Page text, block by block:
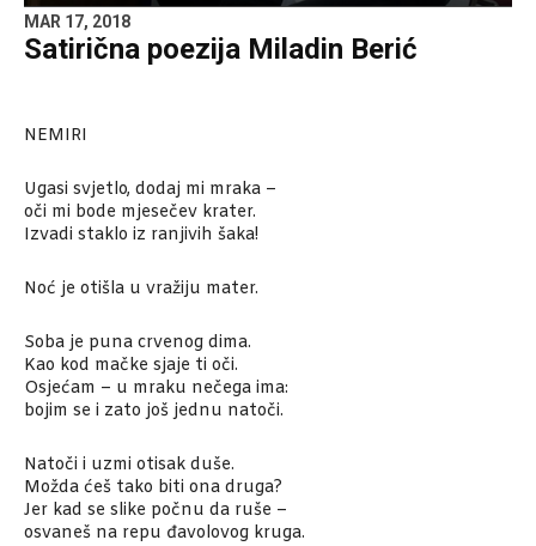
MAR 17, 2018
Satirična poezija Miladin Berić
NEMIRI
Ugasi svjetlo, dodaj mi mraka –
oči mi bode mjesečev krater.
Izvadi staklo iz ranjivih šaka!
Noć je otišla u vražiju mater.
Soba je puna crvenog dima.
Kao kod mačke sjaje ti oči.
Osjećam – u mraku nečega ima:
bojim se i zato još jednu natoči.
Natoči i uzmi otisak duše.
Možda ćeš tako biti ona druga?
Jer kad se slike počnu da ruše –
osvaneš na repu đavolovog kruga.